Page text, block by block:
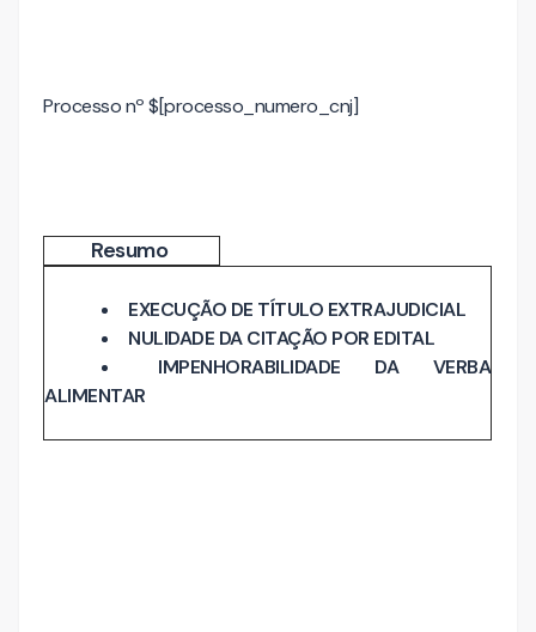
Processo nº $[processo_numero_cnj]
Resumo
EXECUÇÃO DE TÍTULO EXTRAJUDICIAL
NULIDADE DA CITAÇÃO POR EDITAL
IMPENHORABILIDADE DA VERBA
ALIMENTAR